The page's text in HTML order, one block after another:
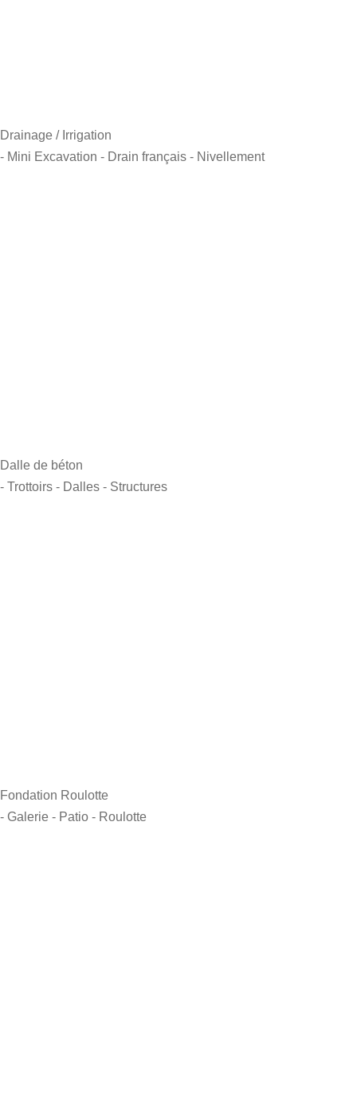
Drainage / Irrigation
- Mini Excavation - Drain français - Nivellement
Dalle de béton
- Trottoirs - Dalles - Structures
Fondation Roulotte
- Galerie - Patio - Roulotte